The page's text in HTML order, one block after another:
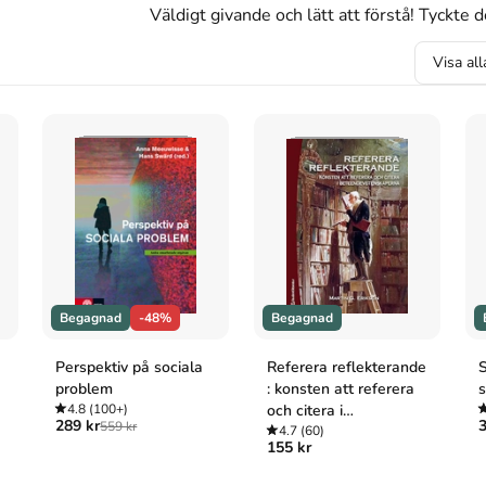
välfärd i en globaliserad värld
och välfärd i en globaliserad värld
. 3:e uppl.
välfärd i en globaliserad värld
och välfärd i en globaliserad värld
(3:e uppl.).
välfärd i en globaliserad värld. 3:e uppl.
Väldigt givande och lätt att förstå! Tyckte
Visa
Begagnad -48%
Perspektiv på sociala
problem
4.8 (100+)
289 kr559 kr
Begagnad
Referera reflekterande
: konsten att referera
och citera i
beteendevetenskapern
a
4.7(60)
155 kr